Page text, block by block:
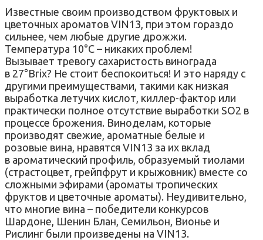
Известные своим производством фруктовых и
цветочных ароматов VIN13, при этом гораздо
сильнее, чем любые другие дрожжи.
Температура 10°C – никаких проблем!
Вызывает тревогу сахаристость винограда
в 27°Brix? Не стоит беспокоиться! И это наряду с
другими преимуществами, такими как низкая
выработка летучих кислот, киллер-фактор или
практически полное отсутствие выработки SO2 в
процессе брожения. Виноделам, которые
производят свежие, ароматные белые и
розовые вина, нравятся VIN13 за их вклад
в ароматический профиль, образуемый тиолами
(страстоцвет, грейпфрут и крыжовник) вместе со
сложными эфирами (ароматы тропических
фруктов и цветочные ароматы). Неудивительно,
что многие вина – победители конкурсов
Шардоне, Шенин Блан, Семильон, Вионье и
Рислинг были произведены на VIN13.